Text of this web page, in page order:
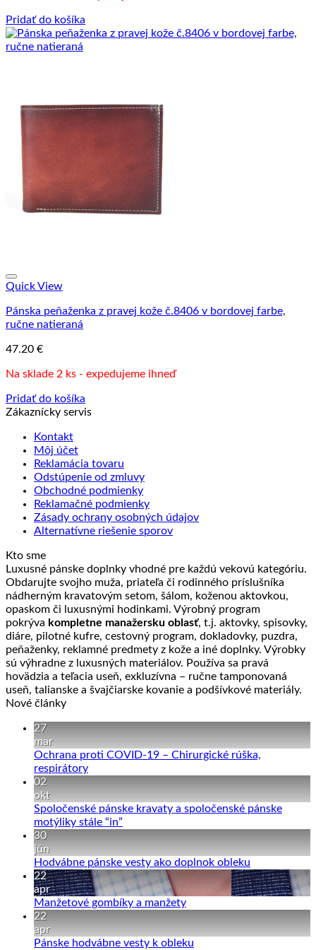
Pridať do košíka
Quick View
Pánska peňaženka z pravej kože č.8406 v bordovej farbe,
ručne natieraná
47.20 €
Na sklade 2 ks - expedujeme ihneď
Pridať do košíka
Zákaznícky servis
Kontakt
Môj účet
Reklamácia tovaru
Odstúpenie od zmluvy
Obchodné podmienky
Reklamačné podmienky
Zásady ochrany osobných údajov
Alternatívne riešenie sporov
Kto sme
Luxusné pánske doplnky vhodné pre každú vekovú kategóriu.
Obdarujte svojho muža, priateľa či rodinného príslušníka
nádherným kravatovým setom, šálom, koženou aktovkou,
opaskom či luxusnými hodinkami. Výrobný program
pokrýva kompletne manažersku oblasť, t.j. aktovky, spisovky,
diáre, pilotné kufre, cestovný program, dokladovky, puzdra,
peňaženky, reklamné predmety z kože a iné doplnky. Výrobky
sú výhradne z luxusných materiálov. Používa sa pravá
hovädzia a teľacia useň, exkluzívna – ručne tamponovaná
useň, talianske a švajčiarske kovanie a podšívkové materiály.
Nové články
27
mar
Ochrana proti COVID-19 – Chirurgické rúška,
respirátoryŽiadne
Ochrana
proti
–
Chirurgické
rúška,
respirátory
02
okt
Spoločenské pánske kravaty a spoločenské pánske
motýliky stále “in”
Spoločenské
pánske
kravaty
a
motýliky
30
jún
Hodvábne pánske vesty ako doplnok obleku
komentáre
na
22
apr
Manžetové gombíky a manžetyŽiadne
Manžetové
22
apr
Pánske hodvábne vesty k obleku